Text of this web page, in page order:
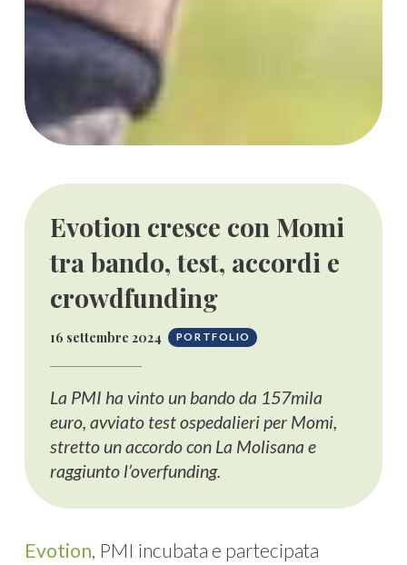
Evotion cresce con Momi
tra bando, test, accordi e
crowdfunding
16 settembre 2024 PORTFOLIO
La PMI ha vinto un bando da 157mila
euro, avviato test ospedalieri per Momi,
stretto un accordo con La Molisana e
raggiunto l’overfunding.
Evotion , PMI incubata e partecipata